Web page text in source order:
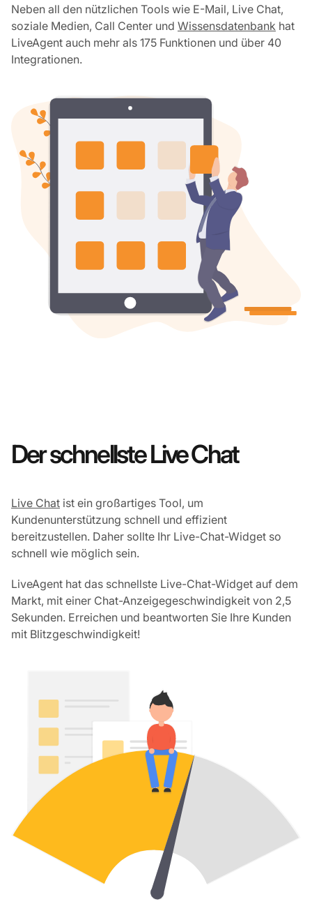
Neben all den nützlichen Tools wie E-Mail, Live Chat,
soziale Medien, Call Center und Wissensdatenbank hat
LiveAgent auch mehr als 175 Funktionen und über 40
Integrationen.
Der schnellste Live Chat
Live Chat ist ein großartiges Tool, um
Kundenunterstützung schnell und effizient
bereitzustellen. Daher sollte Ihr Live-Chat-Widget so
schnell wie möglich sein.
LiveAgent hat das schnellste Live-Chat-Widget auf dem
Markt, mit einer Chat-Anzeigegeschwindigkeit von 2,5
Sekunden. Erreichen und beantworten Sie Ihre Kunden
mit Blitzgeschwindigkeit!